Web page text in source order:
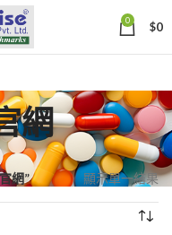
0 $0
網
網” 顯示單一結果